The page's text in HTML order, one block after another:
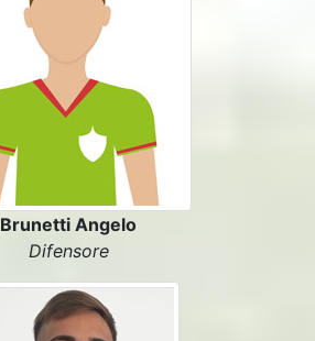
Brunetti Angelo
Difensore